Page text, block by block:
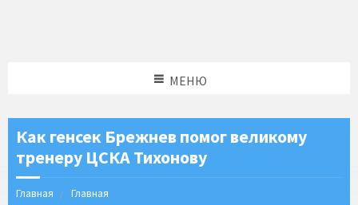
МЕНЮ
Как генсек Брежнев помог великому
тренеру ЦСКА Тихонову
Главная Главная